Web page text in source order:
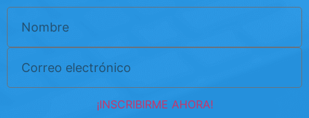
¡INSCRIBIRME AHORA!